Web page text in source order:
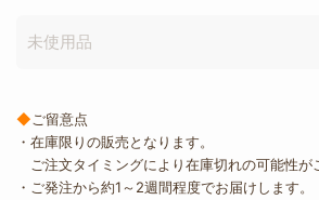
未使用品
◆ ご留意点
・在庫限りの販売となります。
ご注文タイミングにより在庫切れの可能性が
・ご発注から約1～2週間程度でお届けします。